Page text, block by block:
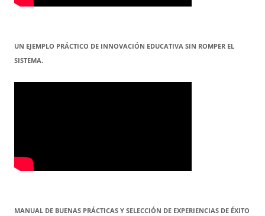
UN EJEMPLO PRÁCTICO DE INNOVACIÓN EDUCATIVA SIN ROMPER EL
SISTEMA.
MANUAL DE BUENAS PRÁCTICAS Y SELECCIÓN DE EXPERIENCIAS DE ÉXITO